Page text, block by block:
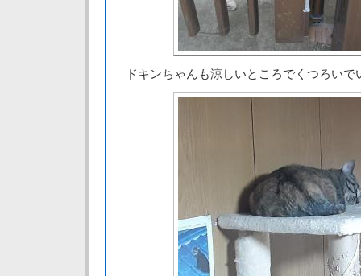
ドキンちゃんも涼しいところでくつろいで